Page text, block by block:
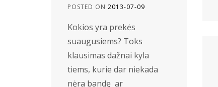
POSTED ON 2013-07-09
Kokios yra prekės
suaugusiems? Toks
klausimas dažnai kyla
tiems, kurie dar niekada
nėra bandę ar